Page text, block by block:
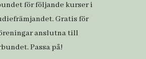
för följande kurser i
Gratis för
anslutna till
Passa på!